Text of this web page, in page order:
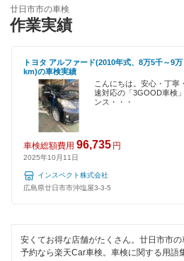
福山市
府中市
三原市
三次市
山県郡
120分以内の車検
整備保証
1級整備士在籍
コンピューター診断
廿日市市の車検
作業実績
トヨタ アルファード(2010年式、8万5千～9万
km)の車検実績
こんにちは。安心・丁寧
速対応の「3GOOD車検
ンス・・・
車検総額費用 96,735 円
2025年10月11日
インスペクト株式会社
広島県廿日市市沖塩屋3-3-5
安くてお得な店舗がたくさん。廿日市市
予約なら楽天Car車検。車検に関する用語